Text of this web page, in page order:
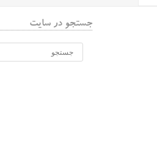
جستجو در سایت